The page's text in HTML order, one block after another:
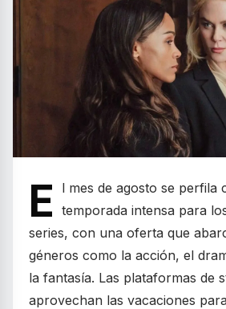
E
l mes de agosto se perfila
temporada intensa para
series, con una oferta que
géneros como la acción, el
la fantasía. Las plataformas de
aprovechan las vacaciones